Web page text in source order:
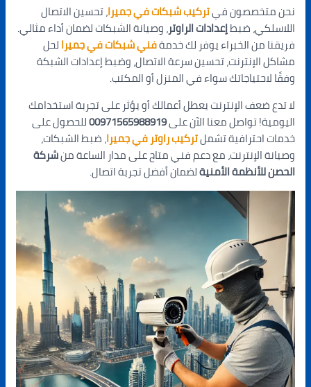
نحن متخصصون فيتركيب شبكات في جميرا، تحسين الاتصال
اللاسلكي، ضبطإعدادات الراوتر، وصيانة الشبكات لضمان أداء مثالي.
فريقنا من الخبراء يوفر لك خدمةفني شبكات في جميرالحل
مشاكل الإنترنت، تحسين سرعة الاتصال، وضبط إعدادات الشبكة
وفقًا لاحتياجاتك سواء في المنزل أو المكتب.
لا تدع ضعف الإنترنت يعطل أعمالك أو يؤثر على تجربة استخدامك
اليومية! تواصل معنا الآن على00971565988919للحصول على
خدمات احترافية تشملتركيب راوتر في جميرا، ضبط الشبكات،
وصيانة الإنترنت، مع دعم فني متاح على مدار الساعة منشركة
الحصن للأنظمة الأمنيةلضمان أفضل تجربة اتصال.